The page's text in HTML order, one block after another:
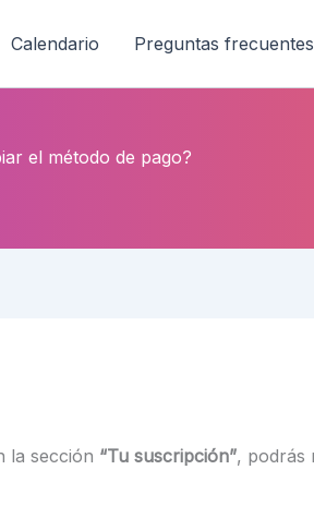
Calendario Preguntas frecuentes
el método de pago?
la sección “Tu suscripción”, podrás